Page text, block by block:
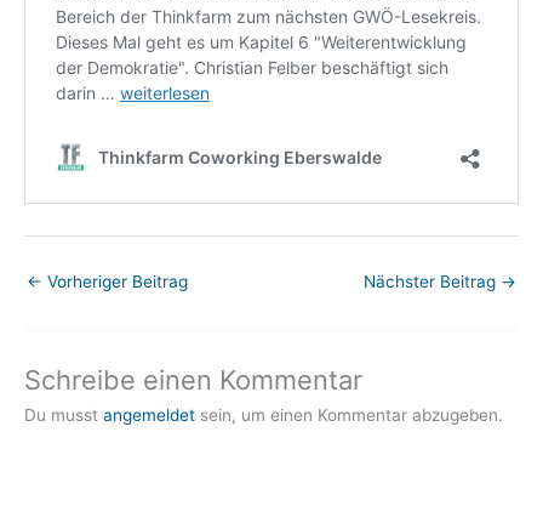
← Vorheriger Beitrag Nächster Beitrag →
Schreibe einen Kommentar
Du musst angemeldet sein, um einen Kommentar abzugeben.